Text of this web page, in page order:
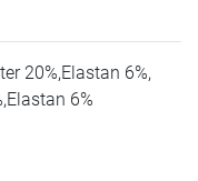
20%,Elastan 6%,
6%